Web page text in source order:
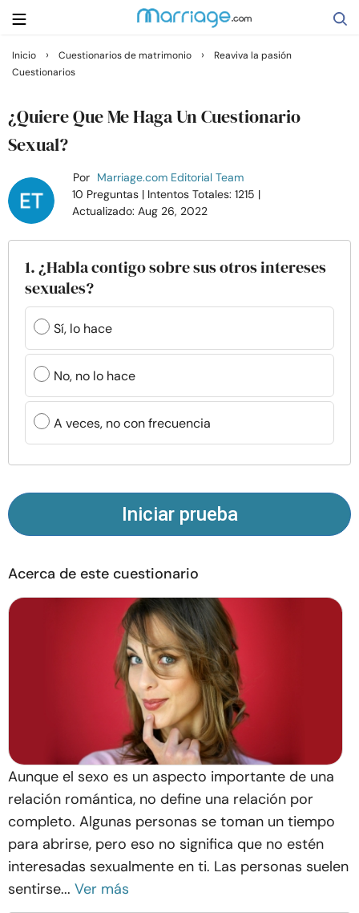
Buscar
Casarse
Relaciones
Familia
Ayuda
Cursos
Recursos
Comunidad
Encuentra un terapeuta
Sobre nosotros Contáctanos Escríbenos
© Copyright 2026. Todos los derechos reservados.
Inicio › Cuestionarios de matrimonio ›
Reaviva la pasión
Cuestionarios
¿Quiere Que Me Haga Un Cuestionario
Sexual?
Por Marriage.com Editorial Team
10 Preguntas | Intentos Totales: 1215 |
Actualizado: Aug 26, 2022
1. ¿Habla contigo sobre sus otros intereses
sexuales?
Sí, lo hace
No, no lo hace
A veces, no con frecuencia
Iniciar prueba
Acerca de este cuestionario
Aunque el sexo es un aspecto importante de una
relación romántica, no define una relación por
completo. Algunas personas se toman un tiempo
para abrirse, pero eso no significa que no estén
interesadas sexualmente en ti. Las personas suelen
sentirse... Ver más